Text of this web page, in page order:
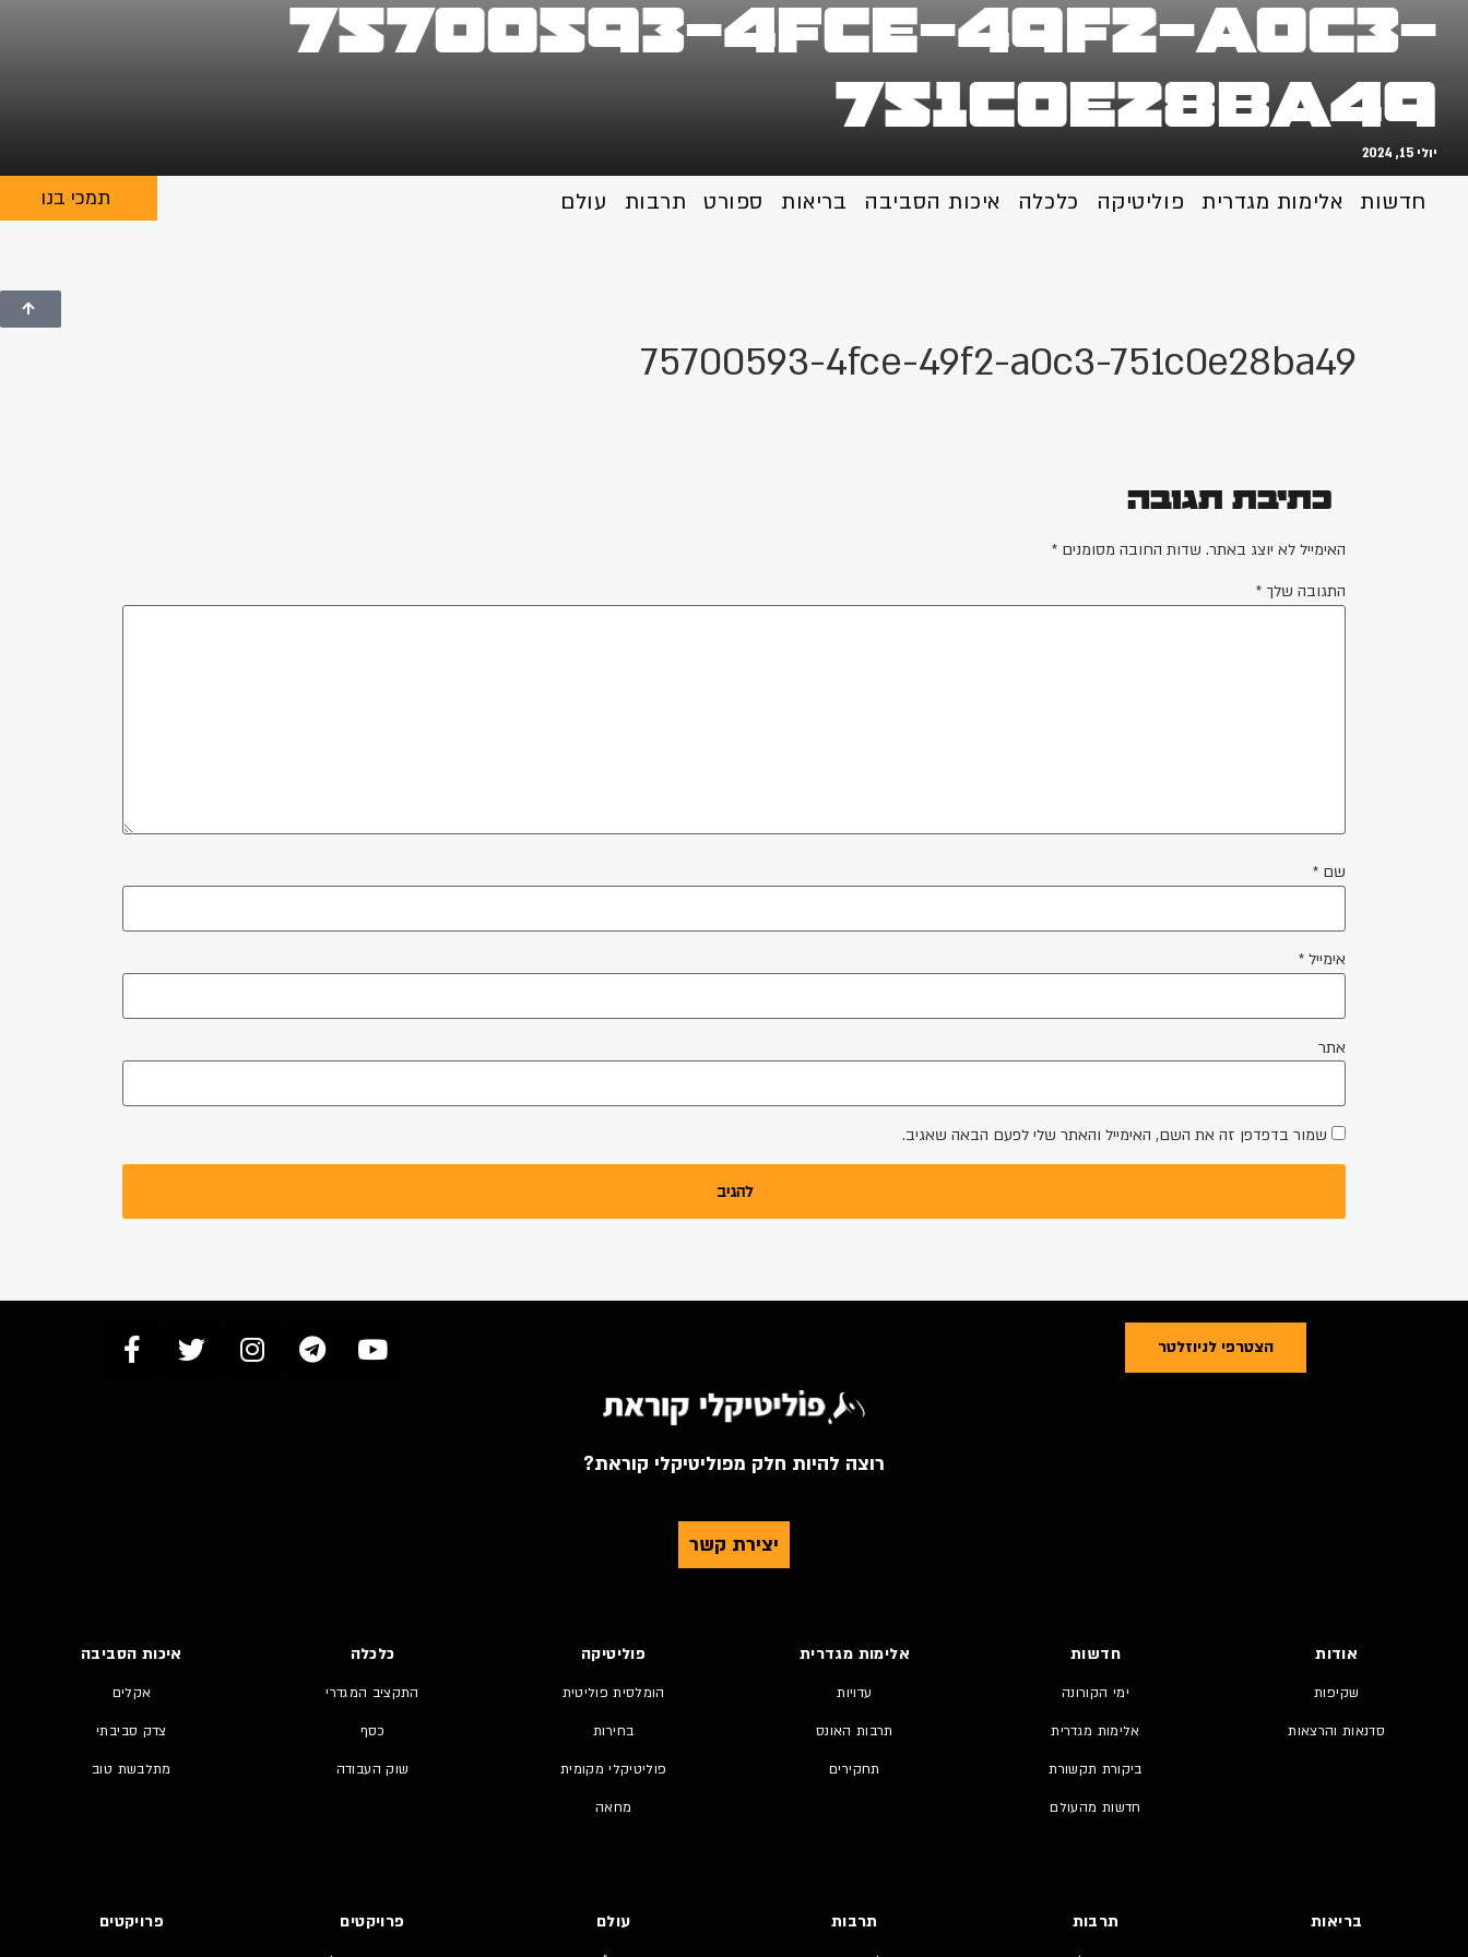
75700593-4fce-49f2-a0c3-
751c0e28ba49
יולי 15, 2024
חדשות אלימות מגדרית פוליטיקה כלכלה איכות הסביבה בריאות ספורט תרבות עולם תמכי בנו
75700593-4fce-49f2-a0c3-751c0e28ba49
כתיבת תגובה
האימייל לא יוצג באתר. שדות החובה מסומנים *
התגובה שלך *
שם *
אימייל *
אתר
שמור בדפדפן זה את השם, האימייל והאתר שלי לפעם הבאה שאגיב.
הצטרפי לניוזלטר
רוצה להיות חלק מפוליטיקלי קוראת?
יצירת קשר
אודות
שקיפות
סדנאות והרצאות
חדשות
ימי הקורונה
אלימות מגדרית
ביקורת תקשורת
חדשות מהעולם
אלימות מגדרית
עדויות
תרבות האונס
תחקירים
פוליטיקה
הומלסית פוליטית
בחירות
פוליטיקלי מקומית
מחאה
כלכלה
התקציב המגדרי
כסף
שוק העבודה
איכות הסביבה
אקלים
צדק סביבתי
מתלבשת טוב
בריאות תרבות תרבות עולם פרויקטים פרויקטים